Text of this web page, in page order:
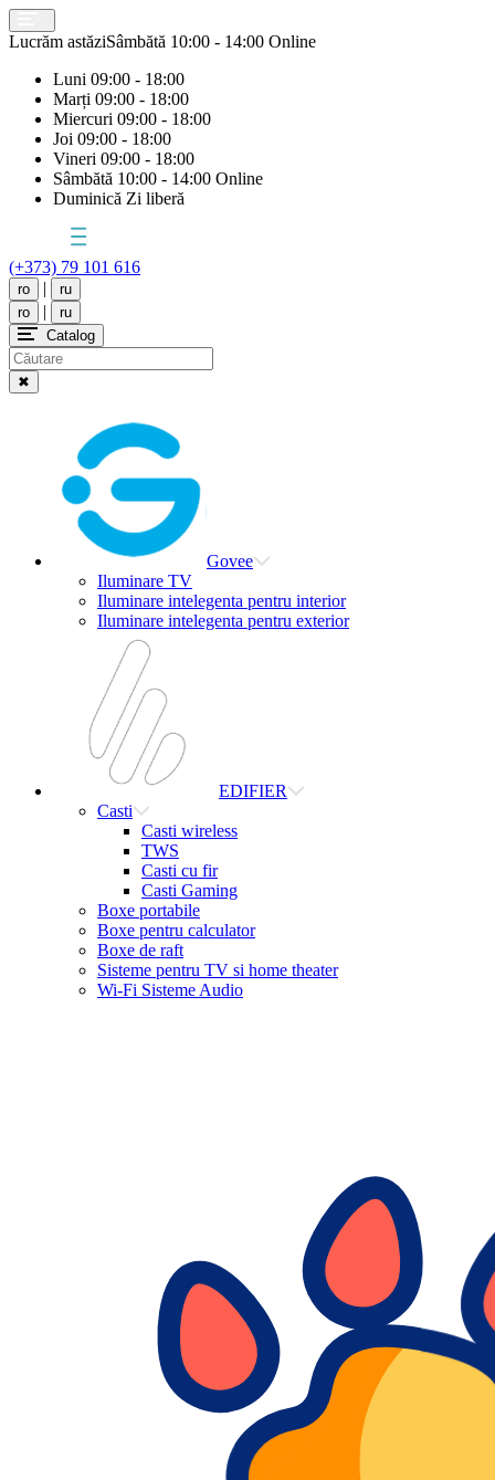
Lucrăm astăziSâmbătă 10:00 - 14:00 Online
Luni 09:00 - 18:00
Marți 09:00 - 18:00
Miercuri 09:00 - 18:00
Joi 09:00 - 18:00
Vineri 09:00 - 18:00
Sâmbătă 10:00 - 14:00 Online
Duminică Zi liberă
(+373) 79 101 616
ro |
ru
ro
|
ru
Catalog
✖
Govee
Iluminare TV
Iluminare intelegenta pentru interior
Iluminare intelegenta pentru exterior
EDIFIER
Casti
Casti wireless
TWS
Casti cu fir
Casti Gaming
Boxe portabile
Boxe pentru calculator
Boxe de raft
Sisteme pentru TV si home theater
Wi-Fi Sisteme Audio